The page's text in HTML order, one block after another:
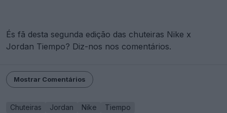
És fã desta segunda edição das chuteiras Nike x
Jordan Tiempo? Diz-nos nos comentários.
Mostrar Comentários
Chuteiras Jordan Nike
Tiempo